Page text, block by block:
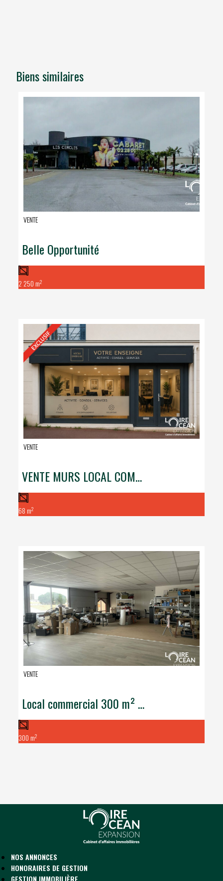
Biens similaires
VENTE
Belle Opportunité
2 250 m2
VENTE
VENTE MURS LOCAL COMMERCIAL
68 m2
VENTE
Local commercial 300 m²  Emplacement gare Challans
300 m2
NOS ANNONCES
HONORAIRES DE GESTION
GESTION IMMOBILIÈRE